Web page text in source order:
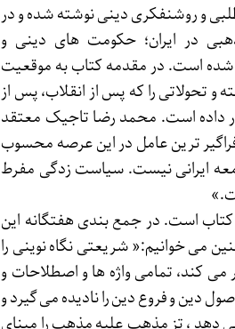
و روشنفکری دینی نوشته شده و در
در ایران؛ حکومت های دینی و
است. در مقدمه کتاب به موقعیت
و تحولاتی را که پس از انقلاب، پس از
داده است. محمد رضا تاجیک معتقد
ترین عامل در این عرصه محسوب
ایرانی نیست. سیاست زدگی مفرط
است. در جمع بندی هفتگانه این
می خوانیم:« شریعتی نگاه نوینی را
کند، تمامی واژه ها و اصطلاحات و
دین و فروع دین را نادیده می گیرد و